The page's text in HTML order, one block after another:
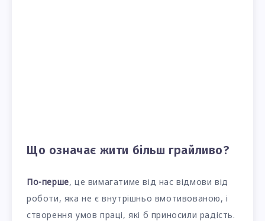
Що означає жити більш грайливо?
По-перше, це вимагатиме від нас відмови від
роботи, яка не є внутрішньо вмотивованою, і
створення умов праці, які б приносили радість.